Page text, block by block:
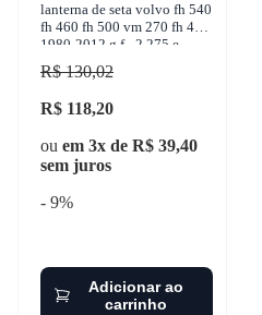
lanterna de seta volvo fh 540
fh 460 fh 500 vm 270 fh 420
1980-2012 g.f - 2.275.e
R$ 130,02
R$ 118,20
ou em 3x de R$ 39,40
sem juros
- 9%
Adicionar ao
carrinho